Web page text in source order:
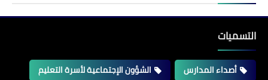
التسميات
أصداء المدارس
الشؤون الإجتماعية لأسرة التعليم